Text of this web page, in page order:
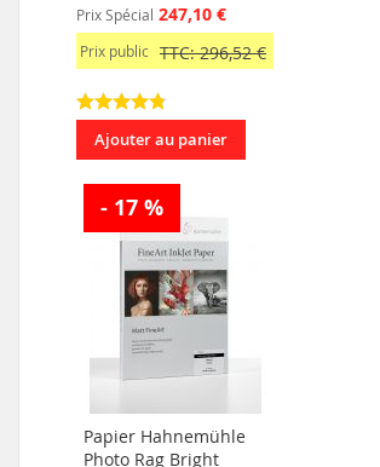
Prix Spécial 247,10 €
Prix public TTC: 296,52 €
Ajouter au panier
- 17 %
Papier Hahnemühle
Photo Rag Bright